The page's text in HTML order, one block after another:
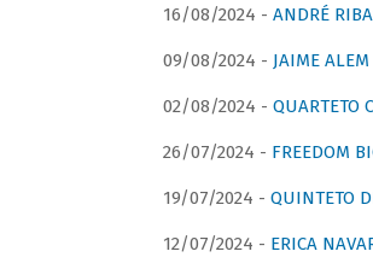
16/08/2024 - ANDRÉ
09/08/2024 - JAIME
02/08/2024 - QUARTETO
26/07/2024 - FREEDOM
19/07/2024 - QUINTETO
12/07/2024 - ERICA